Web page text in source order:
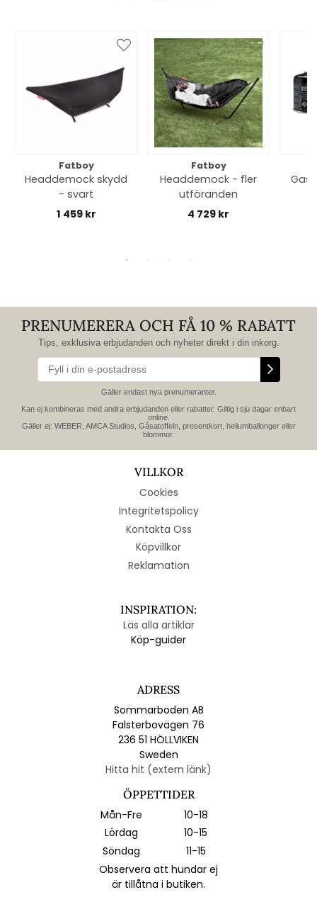
Fatboy
Headdemock skydd
- svart
1 459 kr
Fatboy
Headdemock - fler
utföranden
4 729 kr
PRENUMERERA OCH FÅ 10 % RABATT
Tips, exklusiva erbjudanden och nyheter direkt i din inkorg.
Gäller endast nya prenumeranter.
Kan ej kombineras med andra erbjudanden eller rabatter. Giltig i sju dagar enbart
online.
Gäller ej: WEBER, AMCA Studios, Gåsatoffeln, presentkort, heliumballonger eller
blommor.
VILLKOR
Cookies
Integritetspolicy
Kontakta Oss
Köpvillkor
Reklamation
INSPIRATION:
Läs alla artiklar
Köp-guider
ADRESS
Sommarboden AB
Falsterbovägen 76
236 51 HÖLLVIKEN
Sweden
Hitta hit (extern länk)
ÖPPETTIDER
Mån-Fre
10-18
Lördag
10-15
Söndag
11-15
Observera att hundar ej
är tillåtna i butiken.